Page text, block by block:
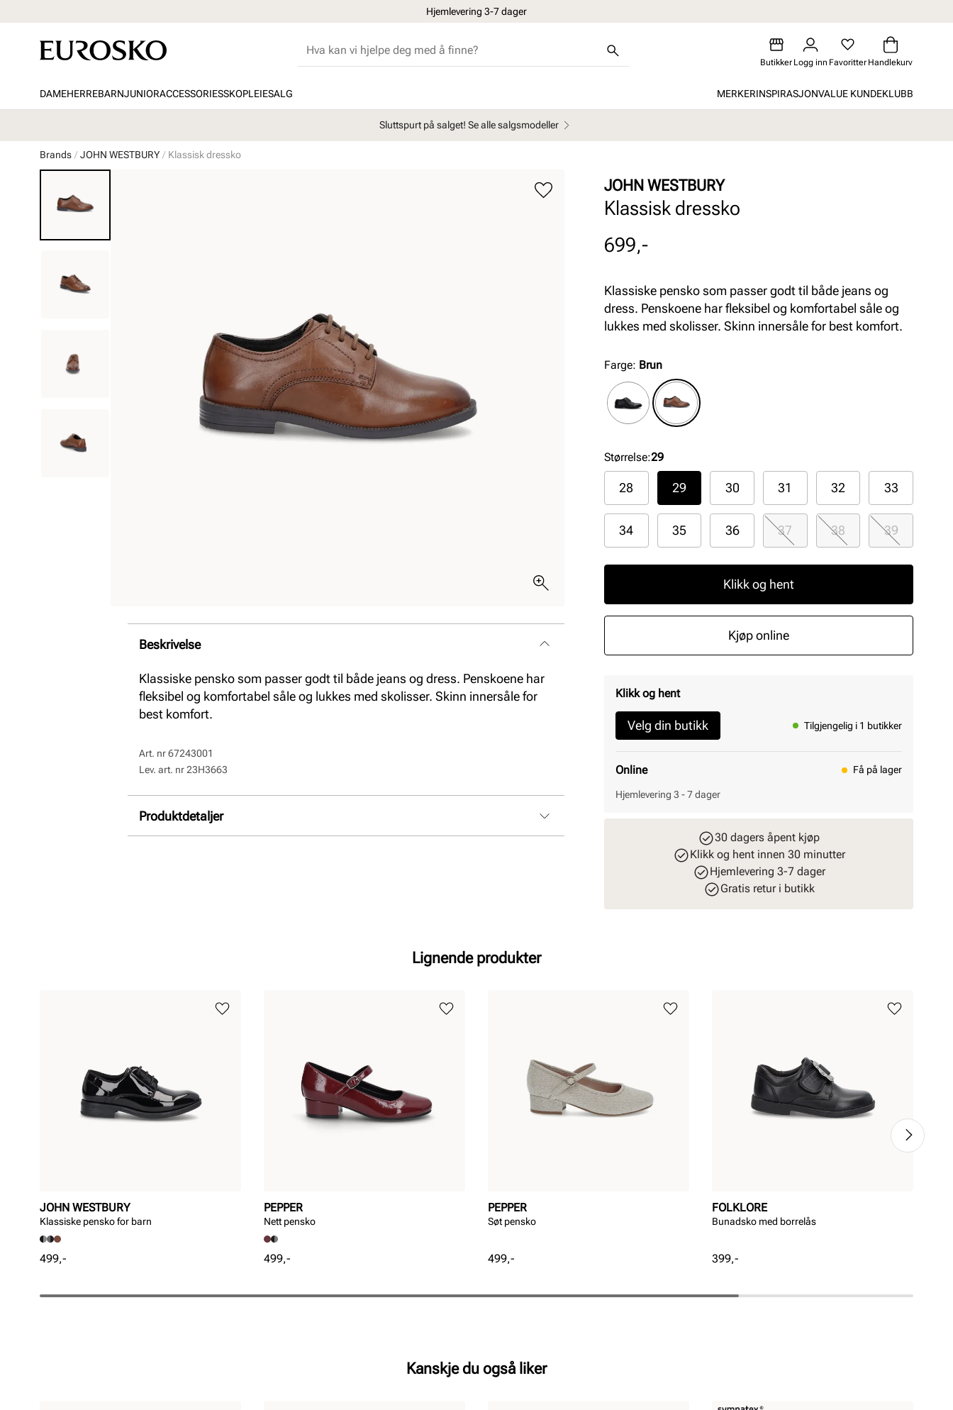
Hjemlevering 3-7 dager
Butikker Logg inn Favoritter Handlekurv
DAMEHERREBARNJUNIORACCESSORIESSKOPLEIESALG MERKERINSPIRASJONVALUE KUNDEKLUBB
Sluttspurt på salget! Se alle salgsmodeller
Brands JOHN WESTBURY Klassisk dressko
Beskrivelse
Klassiske pensko som passer godt til både jeans og dress. Penskoene har
fleksibel og komfortabel såle og lukkes med skolisser. Skinn innersåle for
best komfort.
Art. nr67243001
Lev. art. nr23H3663
Produktdetaljer
JOHN WESTBURY
Klassisk dressko
Pris
699,-
Klassiske pensko som passer godt til både jeans og
dress. Penskoene har fleksibel og komfortabel såle og
lukkes med skolisser. Skinn innersåle for best komfort.
Farge: Brun
Størrelse:29
28 29 30 31 32 33
34 35 36 37 38 39
Klikk og hent
Kjøp online
Klikk og hent
Velg din butikk Tilgjengelig i 1 butikker
Online Få på lager
Hjemlevering 3 - 7 dager
30 dagers åpent kjøp
Klikk og hent innen 30 minutter
Hjemlevering 3-7 dager
Gratis retur i butikk
Lignende produkter
JOHN WESTBURY
Klassiske pensko for barn
Pris
499,-
PEPPER
Nett pensko
Pris
499,-
PEPPER
Søt pensko
Pris
499,-
FOLKLORE
Bunadsko med borrelås
Pris
399,-
Kanskje du også liker